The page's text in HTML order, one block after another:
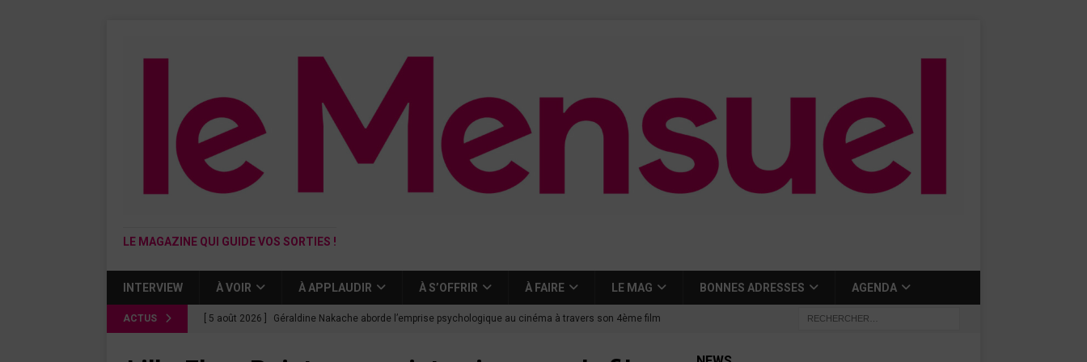
LE MAGAZINE QUI GUIDE VOS SORTIES !
INTERVIEW À VOIR À APPLAUDIR À S’OFFRIR À FAIRE LE MAG BONNES ADRESSES AGENDA
ACTUS [ 5 août 2026 ] Géraldine Nakache aborde l’emprise psychologique au cinéma à travers son 4ème film